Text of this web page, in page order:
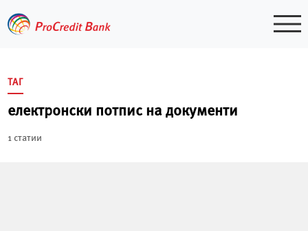
to
content
ТАГ
електронски потпис на документи
1 статии